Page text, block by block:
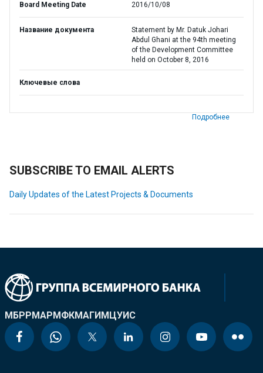
Board Meeting Date 2016/10/08
Название документа
Statement by Mr. Datuk Johari
Abdul Ghani at the 94th meeting
of the Development Committee
held on October 8, 2016
Ключевые слова
Подробнее
SUBSCRIBE TO EMAIL ALERTS
Daily Updates of the Latest Projects & Documents
МБРРМАРМФКМАГИМЦУИС